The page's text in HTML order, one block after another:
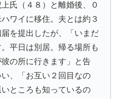
氏（４８）と離婚後、０
ワイに移住。夫とは約３
を提出したが、「いまだ
平日は別居。帰る場所も
の所に行きます」と告
、「お互い２回目なの
ところも知っているの